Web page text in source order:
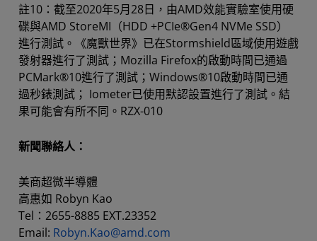
註10：截至2020年5月28日，由AMD效能實驗室使用硬
碟與AMD StoreMI（HDD +PCIe®Gen4 NVMe SSD）
進行測試。《魔獸世界》已在Stormshield區域使用遊戲
發射器進行了測試；Mozilla Firefox的啟動時間已通過
PCMark®10進行了測試；Windows®10啟動時間已通
過秒錶測試； Iometer已使用默認設置進行了測試。結
果可能會有所不同。RZX-010
新聞聯絡人：
美商超微半導體
高惠如 Robyn Kao
Tel：2655-8885 EXT.23352
Email: Robyn.Kao@amd.com